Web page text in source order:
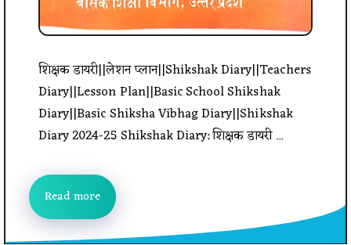
शिक्षक डायरी||लेशन प्लान||Shikshak Diary||Teachers
Diary||Lesson Plan||Basic School Shikshak
Diary||Basic Shiksha Vibhag Diary||Shikshak
Diary 2024-25 Shikshak Diary: शिक्षक डायरी ...
Read more